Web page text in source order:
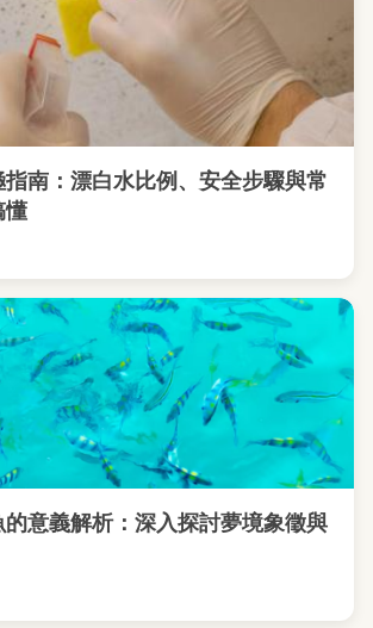
指南：漂白水比例、安全步驟與常
懂
意義解析：深入探討夢境象徵與